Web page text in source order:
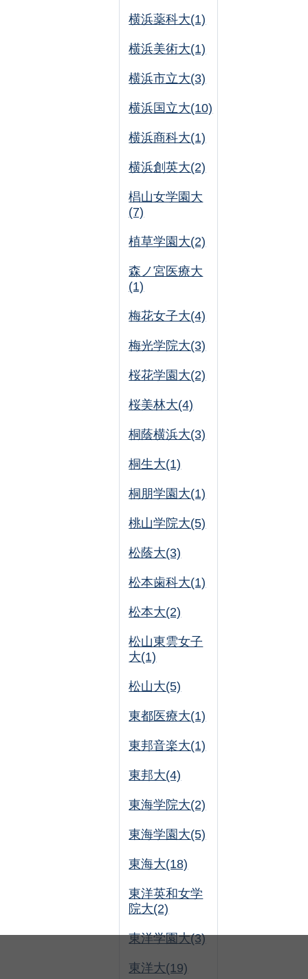
横浜薬科大(1)
横浜美術大(1)
横浜市立大(3)
横浜国立大(10)
横浜商科大(1)
横浜創英大(2)
椙山女学園大
(7)
植草学園大(2)
森ノ宮医療大
(1)
梅花女子大(4)
梅光学院大(3)
桜花学園大(2)
桜美林大(4)
桐蔭横浜大(3)
桐生大(1)
桐朋学園大(1)
桃山学院大(5)
松蔭大(3)
松本歯科大(1)
松本大(2)
松山東雲女子
大(1)
松山大(5)
東都医療大(1)
東邦音楽大(1)
東邦大(4)
東海学院大(2)
東海学園大(5)
東海大(18)
東洋英和女学
院大(2)
東洋学園大(3)
東洋大(19)